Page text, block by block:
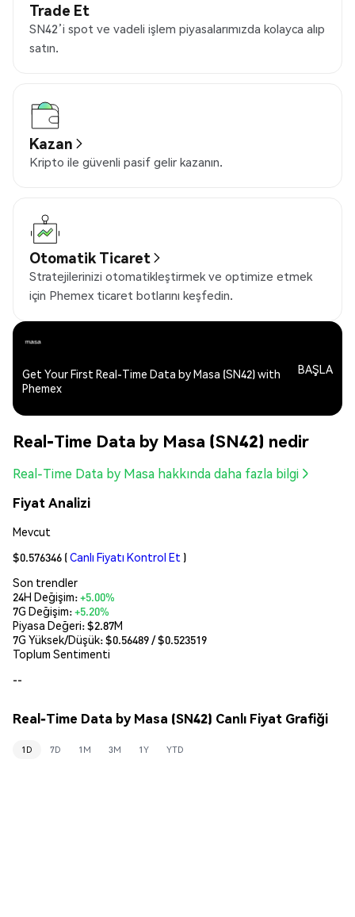
Trade Et
SN42’i spot ve vadeli işlem piyasalarımızda kolayca alıp
satın.
Kazan
Kripto ile güvenli pasif gelir kazanın.
Otomatik Ticaret
Stratejilerinizi otomatikleştirmek ve optimize etmek
için Phemex ticaret botlarını keşfedin.
Get Your First Real-Time Data by Masa (SN42) with
Phemex
BAŞLA
Real-Time Data by Masa (SN42) nedir
Real-Time Data by Masa hakkında daha fazla bilgi
Fiyat Analizi
Mevcut
$0.576346 (Canlı Fiyatı Kontrol Et )
Son trendler
24H Değişim:+5.00%
7G Değişim:+5.20%
Piyasa Değeri:$2.87M
7G Yüksek/Düşük: $0.56489/ $0.523519
Toplum Sentimenti
--
Real-Time Data by Masa (SN42) Canlı Fiyat Grafiği
1D 7D 1M 3M 1Y YTD